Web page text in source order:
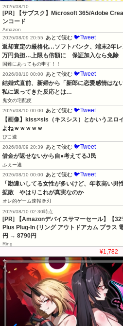
2026/08/10
[PR] 【サブスク】Microsoft 365/Adobe
ンコード
Amazon
2026/08/09 20:55
あとで読む 🐦Tweet
返却査定の厳格化…ソフトバンク、端末2年
万円負担…上限も倍額に　保証加入なら免除
国難にあってもの申す！！
2026/08/10 00:00
あとで読む 🐦Tweet
結婚式直前、新婦から「新郎に恋愛感情はな
私に返ってきた反応とは…
鬼女の宅配便
2026/08/10 00:00
あとで読む 🐦Tweet
【画像】kiss×sis（キスシス）とかいうヱロ
よねｗｗｗｗｗ
ぴこ速
2026/08/09 20:39
あとで読む 🐦Tweet
借金が返せないから自●考えてるJ民
ふぇー速
2026/08/10 00:00
あとで読む 🐦Tweet
「勘違いしてる女性が多いけど、年収高い
拡散　やはりこれが真実なのか
オレ的ゲーム速報＠刃
2026/08/10 02:30時点
[PR] 【Amazonデバイスサマーセール】【
Plus Plug-In (リング アウトドアカム プラス
円 → 8790円
Ring
¥1,782